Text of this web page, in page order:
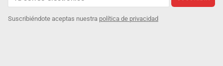
Suscribiéndote aceptas nuestra política de privacidad